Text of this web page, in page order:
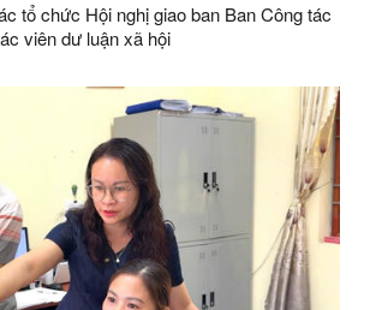
tổ chức Hội nghị giao ban Ban Công tác
viên dư luận xã hội